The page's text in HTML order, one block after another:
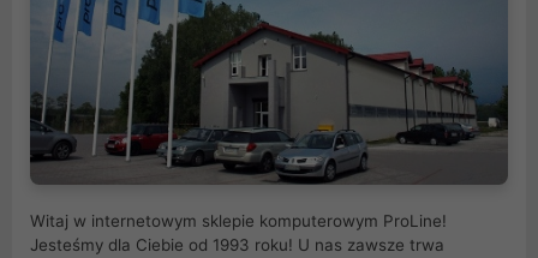
Witaj w internetowym sklepie komputerowym ProLine!
Jesteśmy dla Ciebie od 1993 roku! U nas zawsze trwa